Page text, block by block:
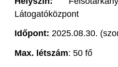
Látogatóközpont
Időpont: 2025.08.30.
Max. létszám: 50 fő